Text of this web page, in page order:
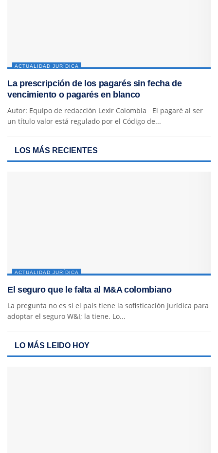
ACTUALIDAD JURÍDICA
La prescripción de los pagarés sin fecha de
vencimiento o pagarés en blanco
Autor: Equipo de redacción Lexir Colombia El pagaré al ser
un título valor está regulado por el Código de...
LOS MÁS RECIENTES
ACTUALIDAD JURÍDICA
El seguro que le falta al M&A colombiano
La pregunta no es si el país tiene la sofisticación jurídica para
adoptar el seguro W&I; la tiene. Lo...
LO MÁS LEIDO HOY